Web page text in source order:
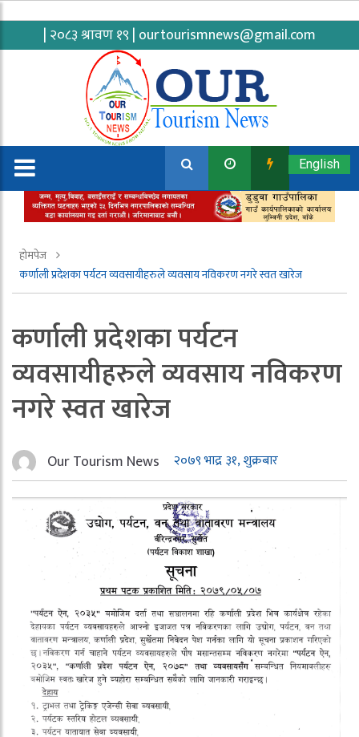
| २०८३ श्रावण १९ | ourtourismnews@gmail.com
English
होमपेज
कर्णाली प्रदेशका पर्यटन व्यवसायीहरुले व्यवसाय नविकरण नगरे स्वत खारेज
कर्णाली प्रदेशका पर्यटन
व्यवसायीहरुले व्यवसाय नविकरण
नगरे स्वत खारेज
Our Tourism News २०७९ भाद्र ३१, शुक्रबार